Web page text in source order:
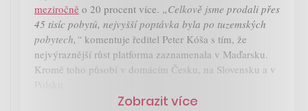
meziročně o 20 procent více. „Celkově jsme prodali přes
45 tisíc pobytů, nejvyšší poptávka byla po tuzemských
pobytech,“ komentuje ředitel Peter Kóša s tím, že
nejvýraznější růst platforma zaznamenala v Maďarsku.
Kromě toho působí v domácím Česku, na Slovensku a v
Zobrazit více